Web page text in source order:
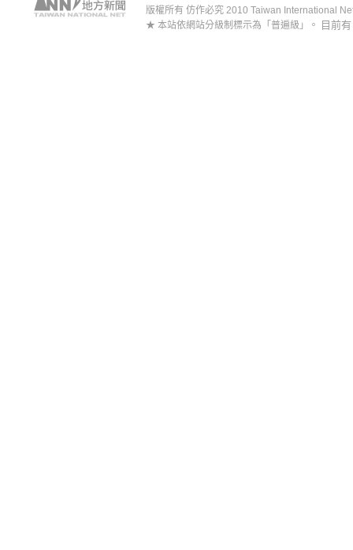
版權所有 仿作必究 2010 Taiwan International
★ 本站依網站分級制標示為「普遍級」。
目前